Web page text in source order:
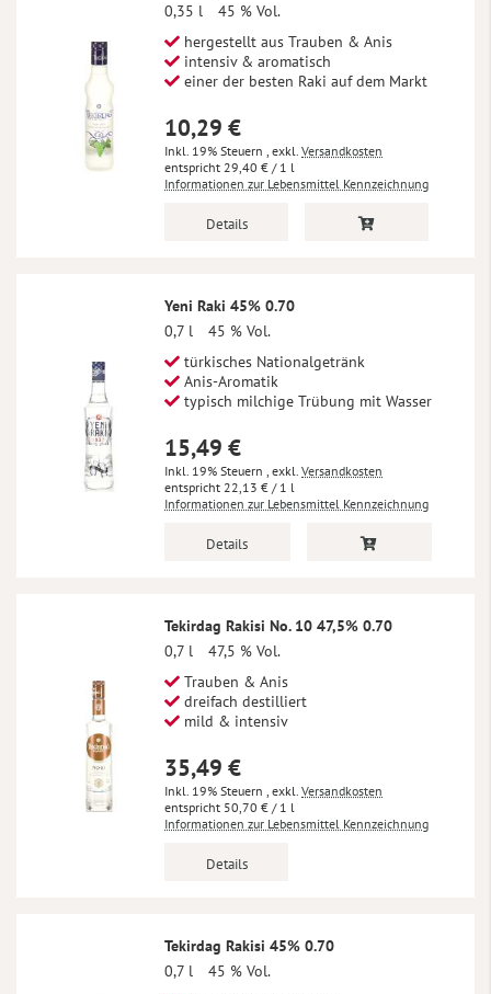
0,35 l
45 % Vol.
hergestellt aus Trauben & Anis
intensiv & aromatisch
einer der besten Raki auf dem Markt
10,29 €
Inkl. 19% Steuern , exkl. Versandkosten
29,40 € / 1 l
Informationen zur Lebensmittel Kennzeichnung
Details
Yeni Raki 45% 0.70
0,7 l
45 % Vol.
türkisches Nationalgetränk
Anis-Aromatik
typisch milchige Trübung mit Wasser
15,49 €
Inkl. 19% Steuern , exkl. Versandkosten
22,13 € / 1 l
Informationen zur Lebensmittel Kennzeichnung
Details
Tekirdag Rakisi No. 10 47,5% 0.70
0,7 l
47,5 % Vol.
Trauben & Anis
dreifach destilliert
mild & intensiv
35,49 €
Inkl. 19% Steuern , exkl. Versandkosten
50,70 € / 1 l
Informationen zur Lebensmittel Kennzeichnung
Details
Tekirdag Rakisi 45% 0.70
0,7 l
45 % Vol.